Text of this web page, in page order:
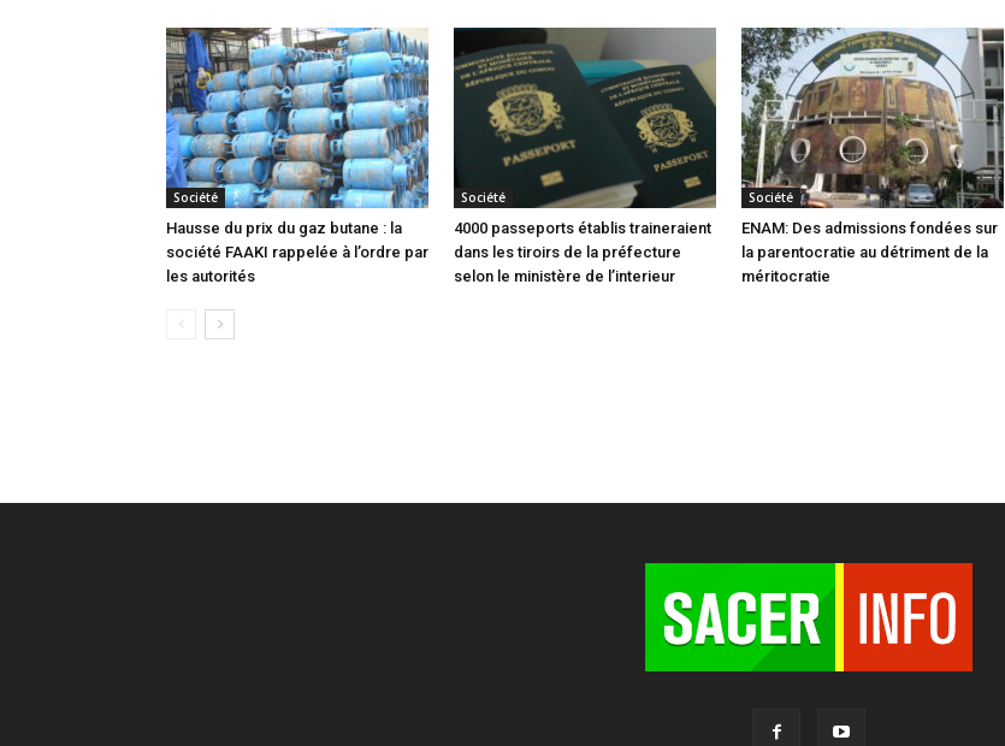
Société
Hausse du prix du gaz butane : la
société FAAKI rappelée à l’ordre par
les autorités
Société
4000 passeports établis traineraient
dans les tiroirs de la préfecture
selon le ministère de l’interieur
Société
ENAM: Des admissions fondées sur
la parentocratie au détriment de la
méritocratie